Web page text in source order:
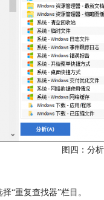
图四：分
“重复查找器”栏目。